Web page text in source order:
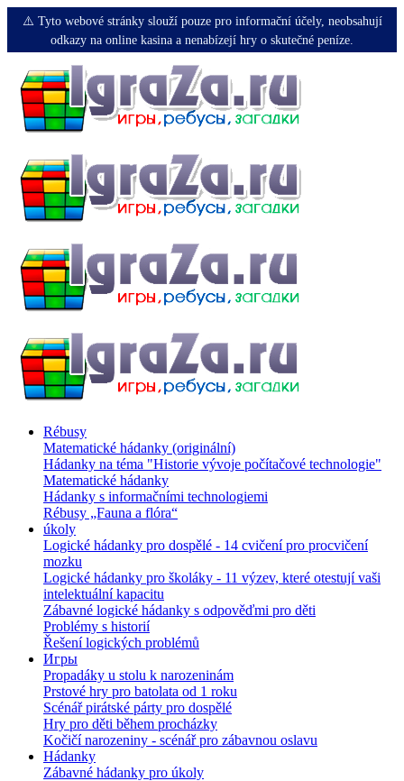
⚠️ Tyto webové stránky slouží pouze pro informační účely, neobsahují
odkazy na online kasina a nenabízejí hry o skutečné peníze.
Rébusy
Matematické hádanky (originální)
Hádanky na téma "Historie vývoje počítačové technologie"
Matematické hádanky
Hádanky s informačními technologiemi
Rébusy „Fauna a flóra“
úkoly
Logické hádanky pro dospělé - 14 cvičení pro procvičení
mozku
Logické hádanky pro školáky - 11 výzev, které otestují vaši
intelektuální kapacitu
Zábavné logické hádanky s odpověďmi pro děti
Problémy s historií
Řešení logických problémů
Игры
Propadáky u stolu k narozeninám
Prstové hry pro batolata od 1 roku
Scénář pirátské párty pro dospělé
Hry pro děti během procházky
Kočičí narozeniny - scénář pro zábavnou oslavu
Hádanky
Zábavné hádanky pro úkoly